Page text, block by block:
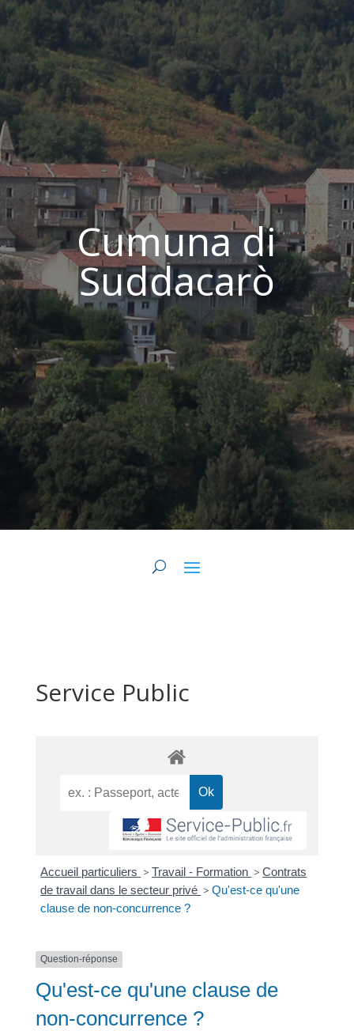
Cumuna di
Suddacarò
Service Public
Accueil particuliers > Travail - Formation > Contrats
de travail dans le secteur privé > Qu'est-ce qu'une
clause de non-concurrence ?
Question-réponse
Qu'est-ce qu'une clause de
non-concurrence ?